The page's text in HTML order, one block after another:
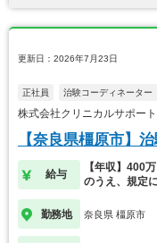
更新日：2026年7月23日
正社員 治験コーディネーター
株式会社クリニカルサポー
【奈良県橿原市】
給与
【年収】400
のうえ、規定
勤務地 奈良県 橿原市